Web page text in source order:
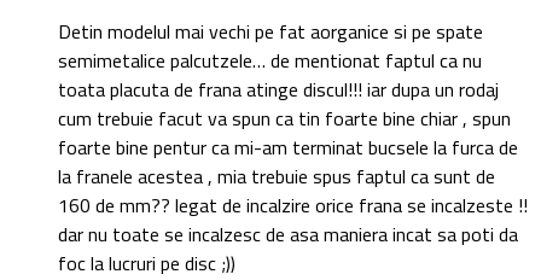
Detin modelul mai vechi pe fat aorganice si pe spate
semimetalice palcutzele… de mentionat faptul ca nu
toata placuta de frana atinge discul!!! iar dupa un rodaj
cum trebuie facut va spun ca tin foarte bine chiar , spun
foarte bine pentur ca mi-am terminat bucsele la furca de
la franele acestea , mia trebuie spus faptul ca sunt de
160 de mm?? legat de incalzire orice frana se incalzeste !!
dar nu toate se incalzesc de asa maniera incat sa poti da
foc la lucruri pe disc ;))